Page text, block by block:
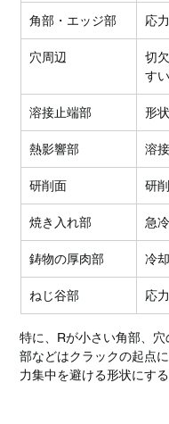
角部・エッジ部 応
穴周辺
切
すい
溶接止端部 形
熱影響部 溶
研削面 研
焼き入れ部 急
鋳物の厚肉部 冷
ねじ谷部 応
特に、Rが小さい角部、
部などはクラックの起点
力集中を避ける形状にす